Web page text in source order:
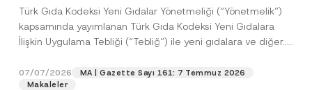
Türk Gıda Kodeksi Yeni Gıdalar Yönetmeliği (“Yönetmelik”)
kapsamında yayımlanan Türk Gıda Kodeksi Yeni Gıdalara
İlişkin Uygulama Tebliği (“Tebliğ”) ile yeni gıdalara ve diğer...
07/07/2026
MA | Gazette Sayı 161: 7 Temmuz 2026
Makaleler